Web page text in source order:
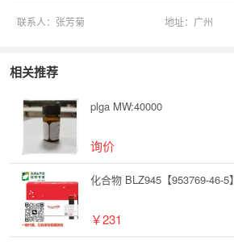
联系人： 张芳菊 地址： 广州
相关推荐
plga MW:40000
询价
化合物 BLZ945【953769-46-5】
￥231